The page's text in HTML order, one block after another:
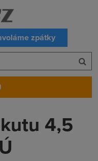
zpátky
4,5